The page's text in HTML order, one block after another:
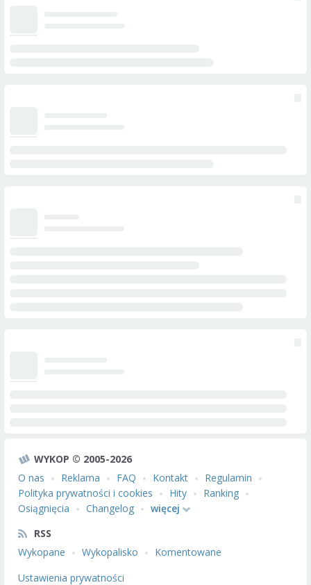
WYKOP © 2005-2026
O nas
Reklama FAQ Kontakt
Regulamin
Polityka prywatności i cookies
Hity
Ranking
Osiągnięcia
Changelog
więcej
RSS
Wykopane
Wykopalisko
Komentowane
Ustawienia prywatności